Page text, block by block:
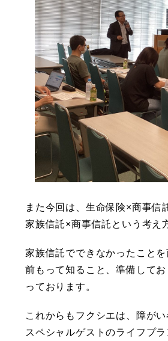
また今回は、生命保険×商事信
家族信託×商事信託という考え
家族信託でできなかったこと
前もって知ること、準備して
っております。
これからもフクシエは、障が
スペシャルゲストのライフプ